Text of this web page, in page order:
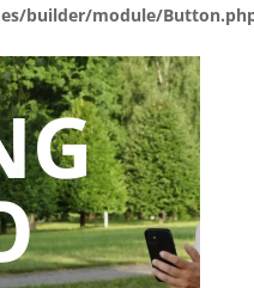
builder/module/